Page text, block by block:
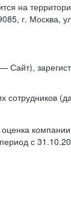
на
г.
Сайт),
сотрудников
с